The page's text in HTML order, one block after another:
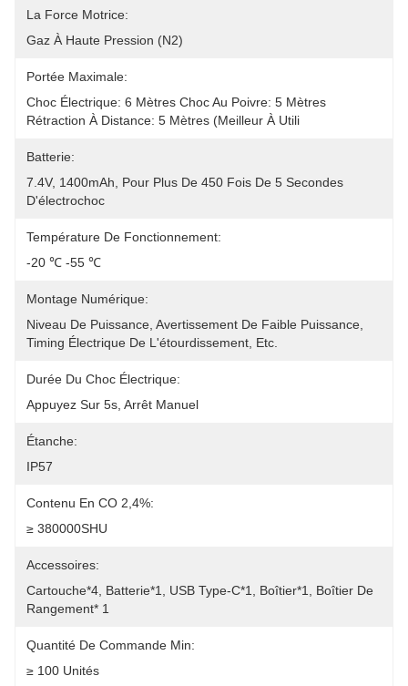
La Force Motrice:
Gaz À Haute Pression (N2)
Portée Maximale:
Choc Électrique: 6 Mètres Choc Au Poivre: 5 Mètres
Rétraction À Distance: 5 Mètres (meilleur À Utili
Batterie:
7.4V, 1400mAh, Pour Plus De 450 Fois De 5 Secondes
D'électrochoc
Température De Fonctionnement:
-20 ℃ -55 ℃
Montage Numérique:
Niveau De Puissance, Avertissement De Faible Puissance,
Timing Électrique De L'étourdissement, Etc.
Durée Du Choc Électrique:
Appuyez Sur 5s, Arrêt Manuel
Étanche:
IP57
Contenu En CO 2,4%:
≥ 380000SHU
Accessoires:
Cartouche*4, Batterie*1, USB Type-C*1, Boîtier*1, Boîtier De
Rangement* 1
Quantité De Commande Min:
≥ 100 Unités